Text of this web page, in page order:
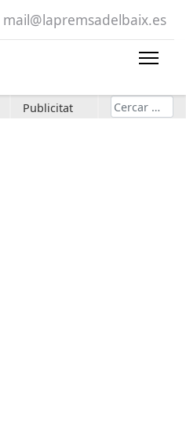
mail@lapremsadelbaix.es
Publicitat Cerca